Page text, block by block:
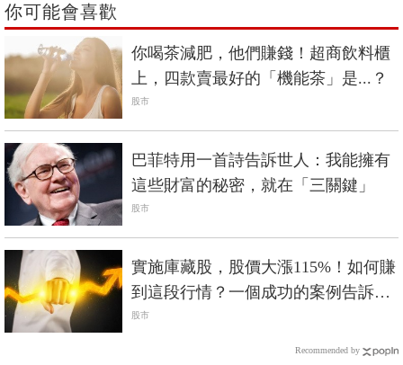
你可能會喜歡
你喝茶減肥，他們賺錢！超商飲料櫃
上，四款賣最好的「機能茶」是...？
股市
巴菲特用一首詩告訴世人：我能擁有
這些財富的秘密，就在「三關鍵」
股市
實施庫藏股，股價大漲115%！如何賺
到這段行情？一個成功的案例告訴你
4大關鍵
股市
Recommended by